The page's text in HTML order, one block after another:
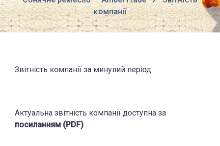
компанії
Звітність компанії за минулий період.
Актуальна звітність компанії доступна за
посиланням (PDF)